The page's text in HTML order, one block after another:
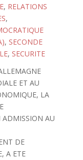
, RELATIONS
,
, SECONDE
, SECURITE
ET AU
LA
AU
DE
A ETE